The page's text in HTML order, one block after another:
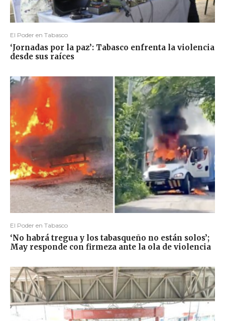
El Poder en Tabasco
‘Jornadas por la paz’: Tabasco enfrenta la violencia
desde sus raíces
El Poder en Tabasco
‘No habrá tregua y los tabasqueño no están solos’;
May responde con firmeza ante la ola de violencia